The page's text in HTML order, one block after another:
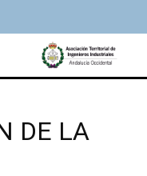
DE LA